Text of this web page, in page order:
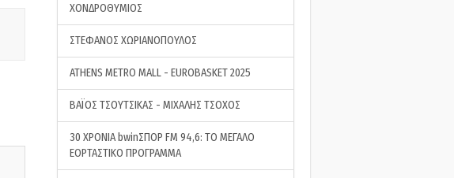
ΧΟΝΔΡΟΘΥΜΙΟΣ
ΣΤΕΦΑΝΟΣ ΧΩΡΙΑΝΟΠΟΥΛΟΣ
ATHENS METRO MALL - EUROBASKET 2025
ΒΑΪΟΣ ΤΣΟΥΤΣΙΚΑΣ - ΜΙΧΑΛΗΣ ΤΣΟΧΟΣ
30 ΧΡΟΝΙΑ bwinΣΠΟΡ FM 94,6: ΤΟ ΜΕΓΑΛΟ
ΕΟΡΤΑΣΤΙΚΟ ΠΡΟΓΡΑΜΜΑ